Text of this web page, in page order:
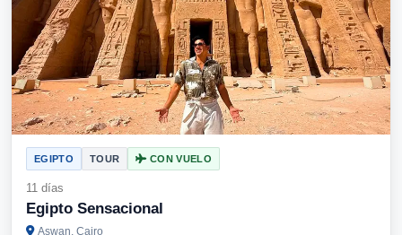
EGIPTO TOUR CON VUELO
11 días
Egipto Sensacional
Aswan, Cairo